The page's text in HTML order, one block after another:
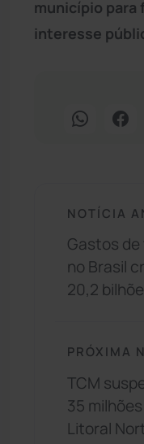
município
interesse
NOTÍCIA
Gastos
no Brasil
20,2
PRÓXIMA
TCM
35
Litoral